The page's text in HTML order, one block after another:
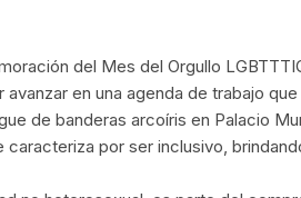
del Mes del Orgullo
en una agenda de trabajo
de banderas arcoíris en Palacio
por ser inclusivo,